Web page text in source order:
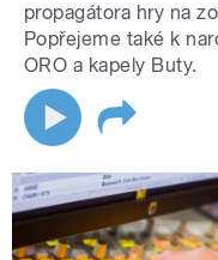
propagátora hry na
Popřejeme také k
ORO a kapely Buty.